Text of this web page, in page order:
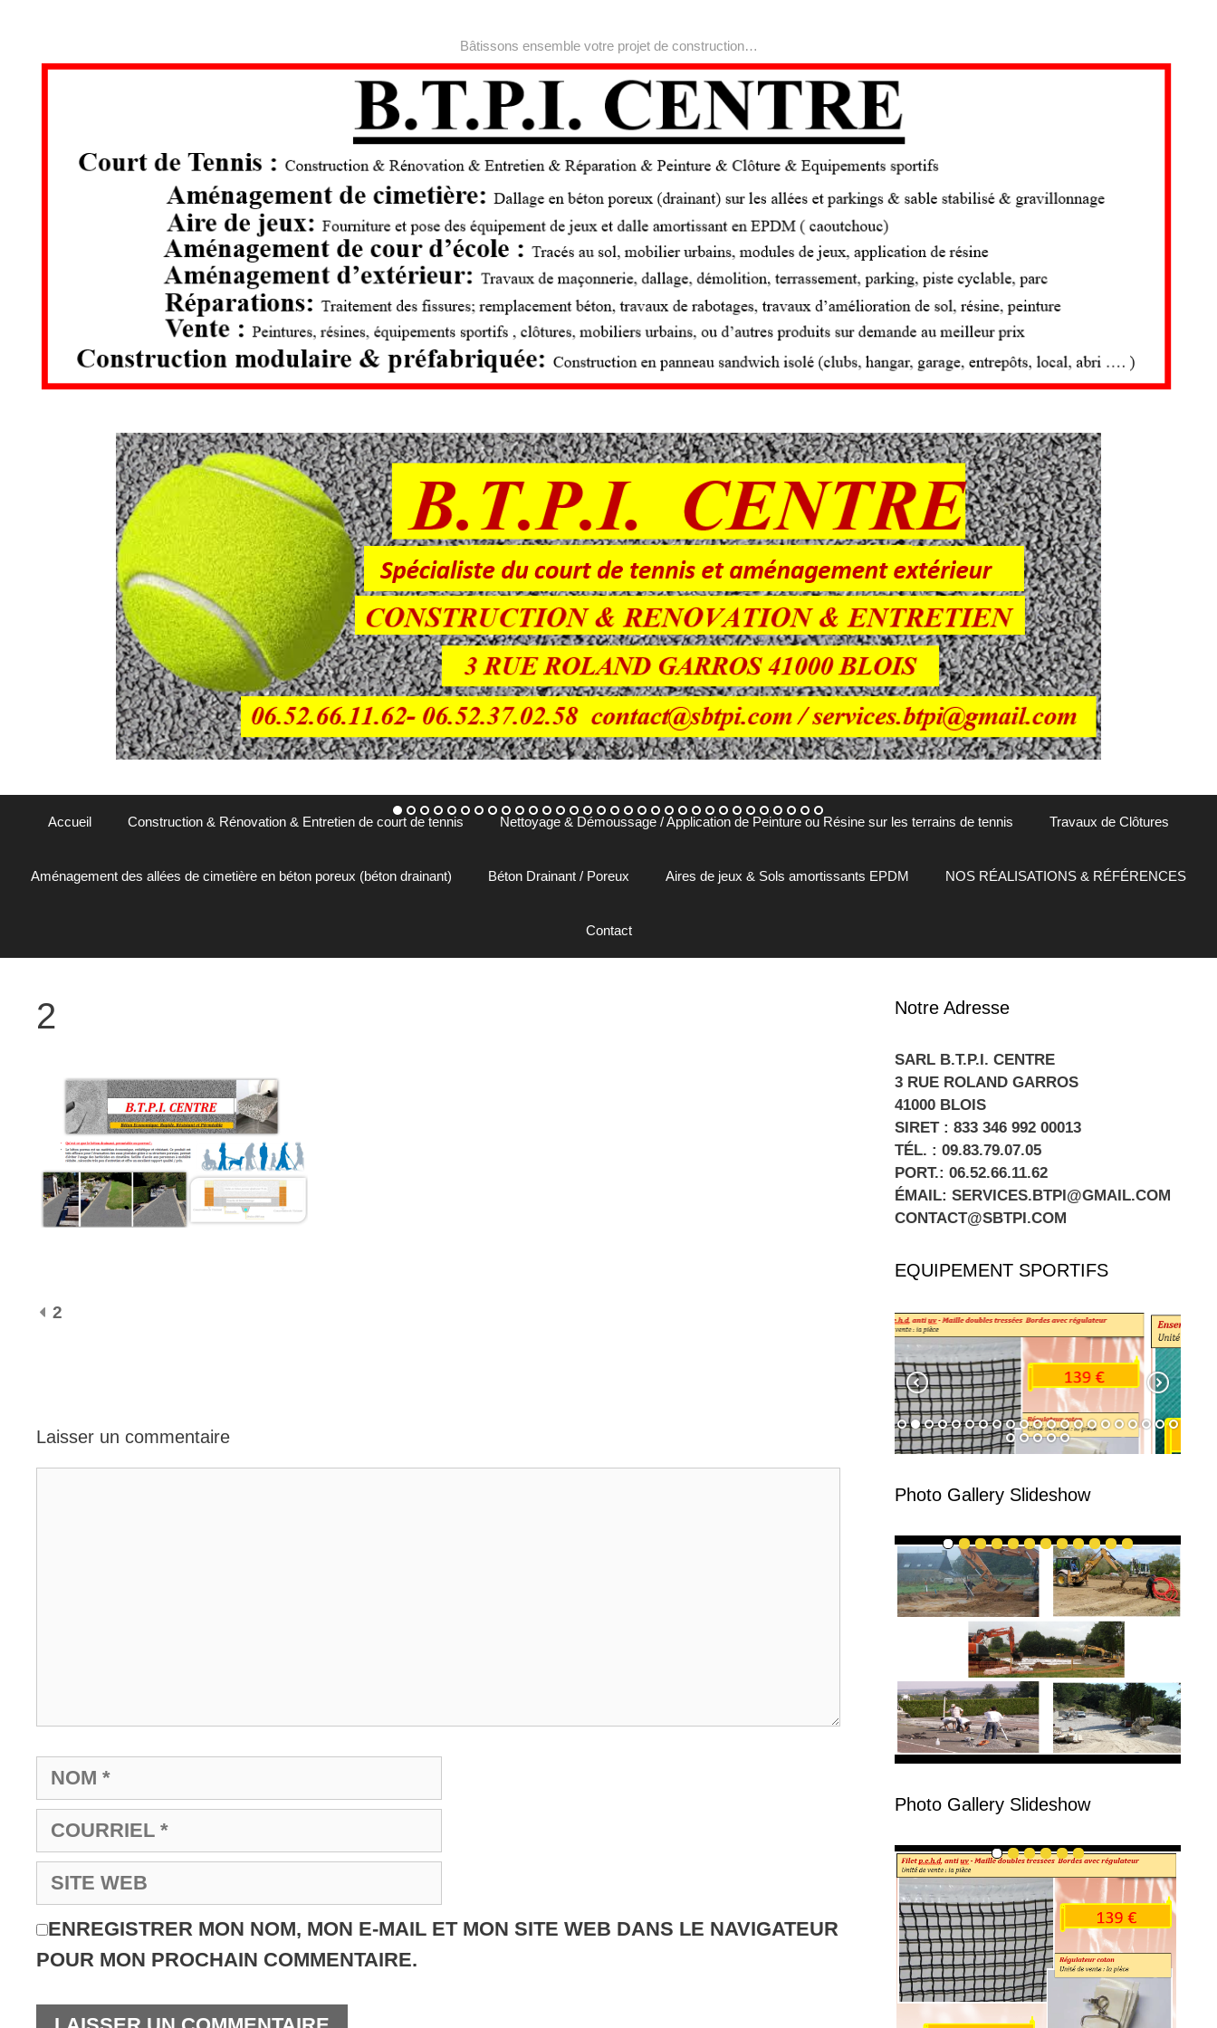
Bâtissons ensemble votre projet de construction…
Accueil
Construction & Rénovation & Entretien de court de tennis Nettoyage & Démoussage / Application de Peinture ou Résine sur les terrains de tennis Travaux de Clôtures
Aménagement des allées de cimetière en béton poreux (béton drainant) Béton Drainant / Poreux Aires de jeux & Sols amortissants EPDM NOS RÉALISATIONS & RÉFÉRENCES
Contact
2
NAVIGATION DES ARTICLES
2
Laisser un commentaire
ENREGISTRER MON NOM, MON E-MAIL ET MON SITE WEB DANS LE NAVIGATEUR
POUR MON PROCHAIN COMMENTAIRE.
Notre Adresse
SARL B.T.P.I. CENTRE
3 RUE ROLAND GARROS
41000 BLOIS
SIRET : 833 346 992 00013
TÉL. : 09.83.79.07.05
PORT.: 06.52.66.11.62
ÉMAIL: SERVICES.BTPI@GMAIL.COM
CONTACT@SBTPI.COM
EQUIPEMENT SPORTIFS
Photo Gallery Slideshow
Photo Gallery Slideshow